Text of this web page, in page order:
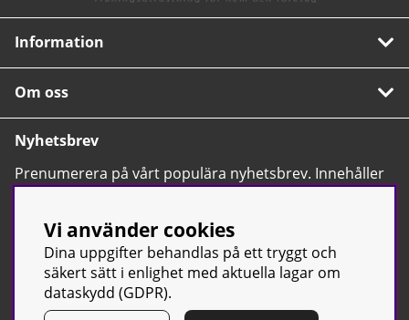
Information
Om oss
Nyhetsbrev
Prenumerera på vårt populära nyhetsbrev. Innehåller
tips, nyheter och våra allra bästa erbjudanden.
Vi använder cookies
Dina uppgifter behandlas på ett tryggt och
säkert sätt i enlighet med aktuella lagar om
dataskydd (GDPR).